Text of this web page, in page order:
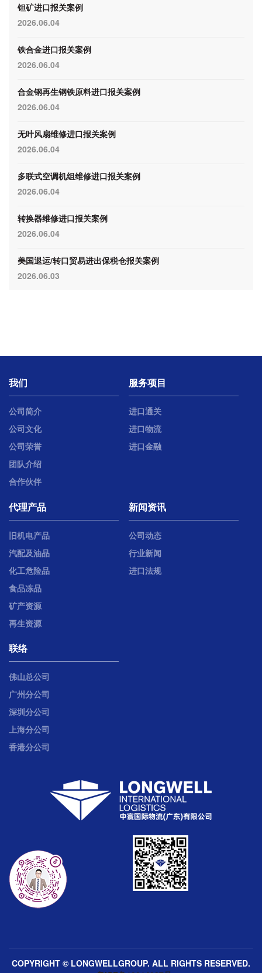
钽矿进口报关案例
2026.06.04
铁合金进口报关案例
2026.06.04
合金钢再生钢铁原料进口报关案例
2026.06.04
无叶风扇维修进口报关案例
2026.06.04
多联式空调机组维修进口报关案例
2026.06.04
转换器维修进口报关案例
2026.06.04
美国退运/转口贸易进出保税仓报关案例
2026.06.03
我们
公司简介
公司文化
公司荣誉
团队介绍
合作伙伴
服务项目
进口通关
进口物流
进口金融
代理产品
旧机电产品
汽配及油品
化工危险品
食品冻品
矿产资源
再生资源
新闻资讯
公司动态
行业新闻
进口法规
联络
佛山总公司
广州分公司
深圳分公司
上海分公司
香港分公司
COPYRIGHT © LONGWELLGROUP. ALL RIGHTS RESERVED.